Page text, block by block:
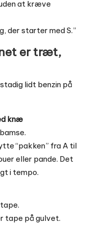
at kræve
der starter med S.”
er træt,
lidt benzin på
knæ
“pakken” fra A til
eller pande. Det
i tempo.
tape på gulvet.